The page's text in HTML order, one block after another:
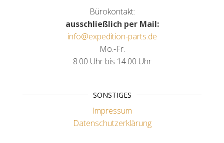
Bürokontakt:
ausschließlich per Mail:
info@expedition-parts.de
Mo.-Fr.
8.00 Uhr bis 14.00 Uhr
SONSTIGES
Impressum
Datenschutzerklärung